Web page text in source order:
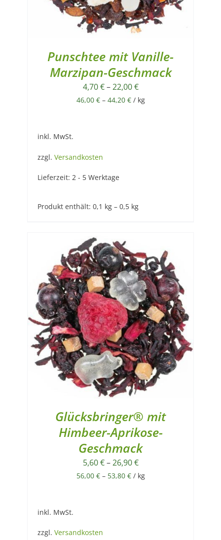
Punschtee mit Vanille-
Marzipan-Geschmack
4,70€–22,00€
46,00 €– 44,20 €/ kg
inkl. MwSt.
zzgl. Versandkosten
Lieferzeit: 2 - 5 Werktage
Produkt enthält: 0,1 kg – 0,5 kg
Glücksbringer® mit
Himbeer-Aprikose-
Geschmack
5,60€–26,90€
56,00 €– 53,80 €/ kg
inkl. MwSt.
zzgl. Versandkosten